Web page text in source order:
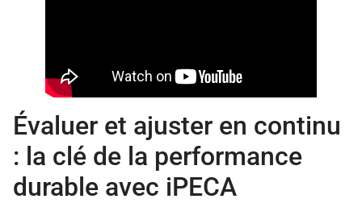
Évaluer et ajuster en continu
: la clé de la performance
durable avec iPECA